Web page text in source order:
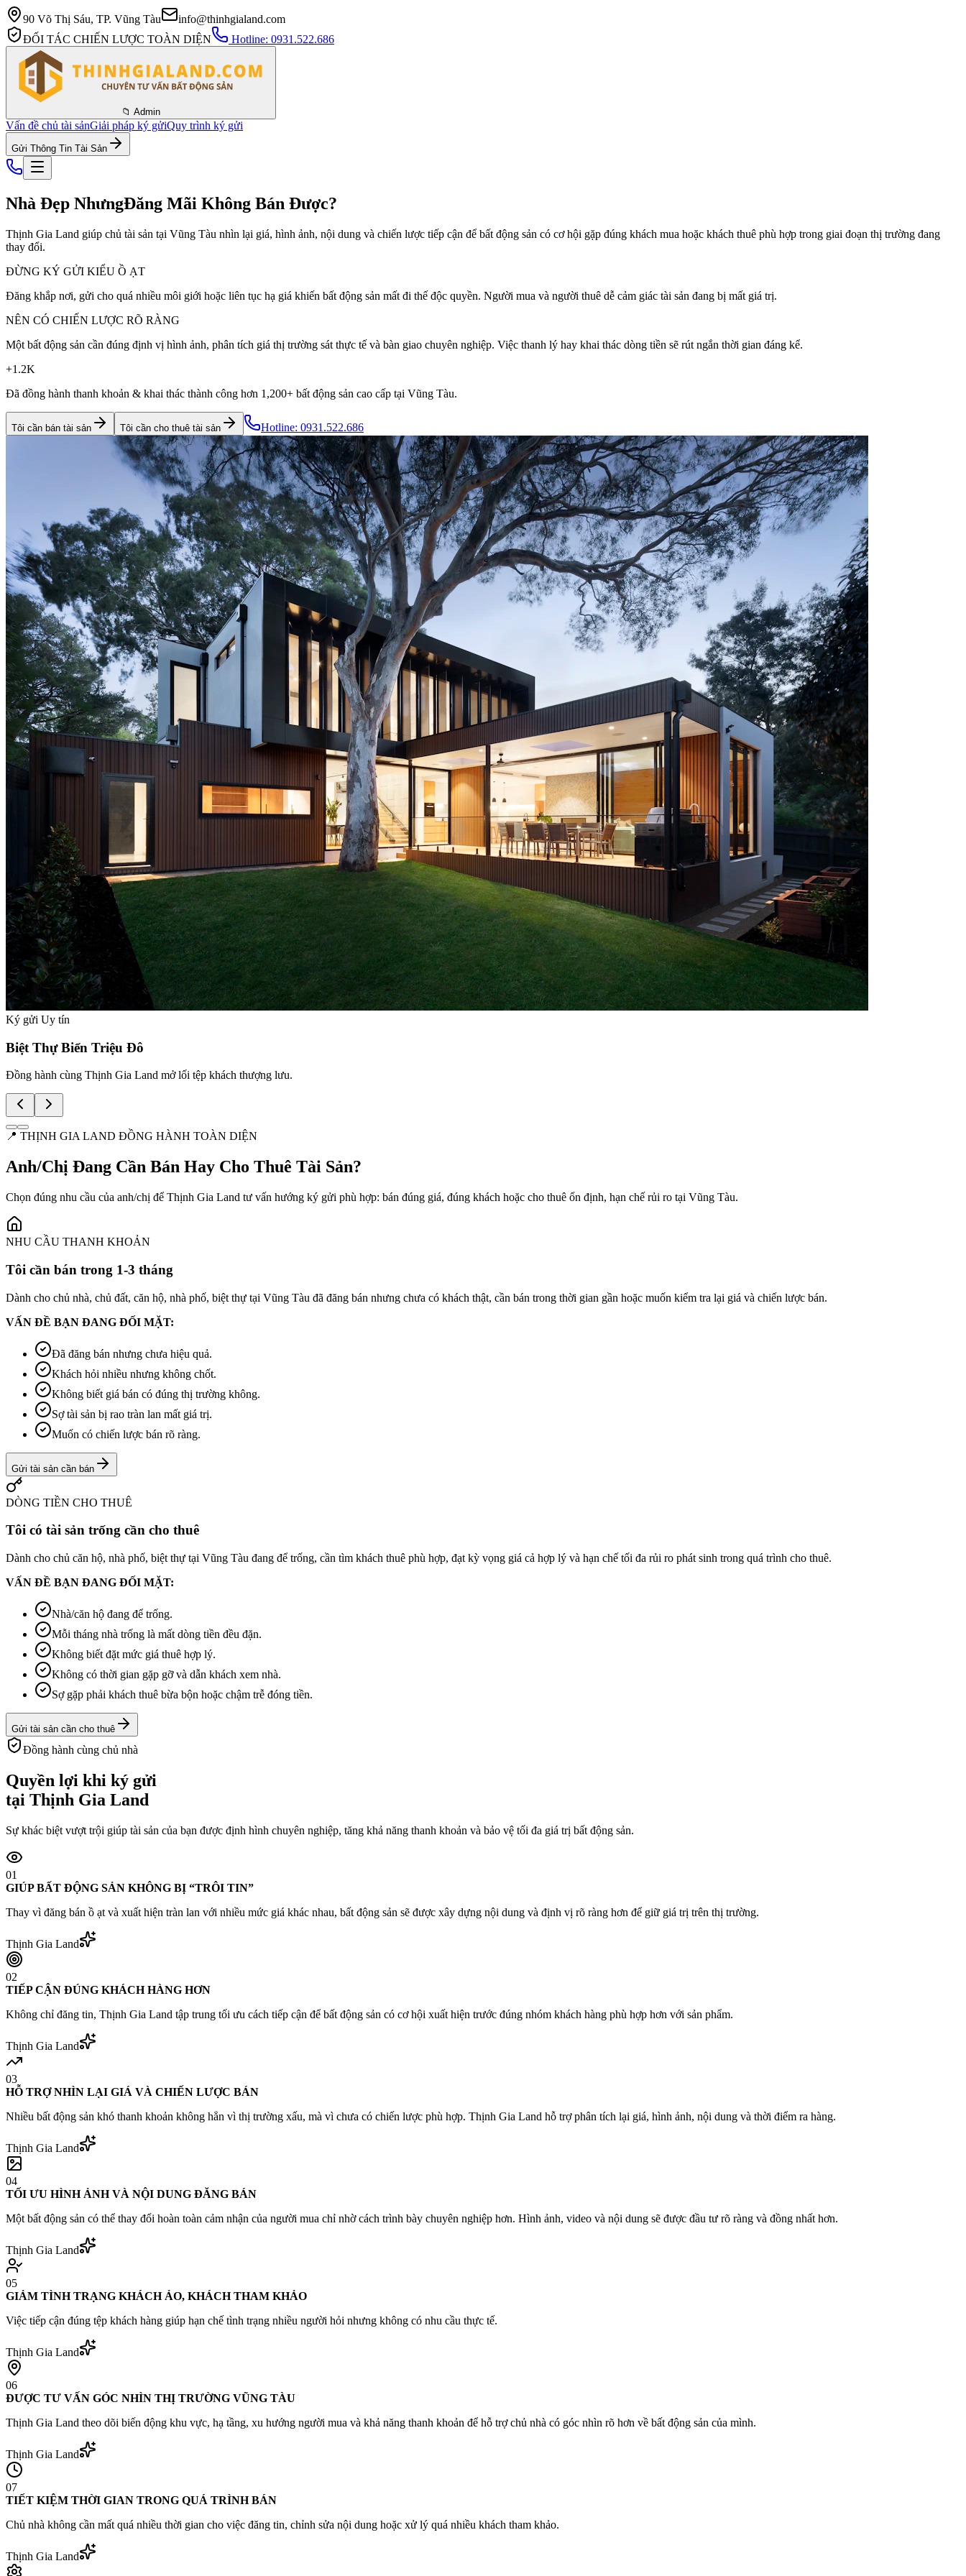
90 Võ Thị Sáu, TP. Vũng Tàu
info@thinhgialand.com
ĐỐI TÁC CHIẾN LƯỢC TOÀN DIỆN
Hotline: 0931.522.686
📁 Admin
Vấn đề chủ tài sảnGiải pháp ký gửiQuy trình ký gửi
Gửi Thông Tin Tài Sản
Nhà Đẹp NhưngĐăng Mãi Không Bán Được?
Thịnh Gia Land giúp chủ tài sản tại Vũng Tàu nhìn lại giá, hình ảnh, nội dung và chiến lược tiếp cận để bất động sản có cơ hội gặp đúng khách mua hoặc khách thuê phù hợp trong giai đoạn thị trường đang
thay đổi.
ĐỪNG KÝ GỬI KIỂU Ồ ẠT
Đăng khắp nơi, gửi cho quá nhiều môi giới hoặc liên tục hạ giá khiến bất động sản mất đi thế độc quyền. Người mua và người thuê dễ cảm giác tài sản đang bị mất giá trị.
NÊN CÓ CHIẾN LƯỢC RÕ RÀNG
Một bất động sản cần đúng định vị hình ảnh, phân tích giá thị trường sát thực tế và bàn giao chuyên nghiệp. Việc thanh lý hay khai thác dòng tiền sẽ rút ngắn thời gian đáng kể.
+1.2K
Đã đồng hành thanh khoản & khai thác thành công hơn 1,200+ bất động sản cao cấp tại Vũng Tàu.
Tôi cần bán tài sản Tôi cần cho thuê tài sản Hotline: 0931.522.686
Ký gửi Uy tín
Biệt Thự Biển Triệu Đô
Đồng hành cùng Thịnh Gia Land mở lối tệp khách thượng lưu.
📍 THỊNH GIA LAND ĐỒNG HÀNH TOÀN DIỆN
Anh/Chị Đang Cần Bán Hay Cho Thuê Tài Sản?
Chọn đúng nhu cầu của anh/chị để Thịnh Gia Land tư vấn hướng ký gửi phù hợp: bán đúng giá, đúng khách hoặc cho thuê ổn định, hạn chế rủi ro tại Vũng Tàu.
NHU CẦU THANH KHOẢN
Tôi cần bán trong 1-3 tháng
Dành cho chủ nhà, chủ đất, căn hộ, nhà phố, biệt thự tại Vũng Tàu đã đăng bán nhưng chưa có khách thật, cần bán trong thời gian gần hoặc muốn kiểm tra lại giá và chiến lược bán.
VẤN ĐỀ BẠN ĐANG ĐỐI MẶT:
Đã đăng bán nhưng chưa hiệu quả.
Khách hỏi nhiều nhưng không chốt.
Không biết giá bán có đúng thị trường không.
Sợ tài sản bị rao tràn lan mất giá trị.
Muốn có chiến lược bán rõ ràng.
Gửi tài sản cần bán
DÒNG TIỀN CHO THUÊ
Tôi có tài sản trống cần cho thuê
Dành cho chủ căn hộ, nhà phố, biệt thự tại Vũng Tàu đang để trống, cần tìm khách thuê phù hợp, đạt kỳ vọng giá cả hợp lý và hạn chế tối đa rủi ro phát sinh trong quá trình cho thuê.
VẤN ĐỀ BẠN ĐANG ĐỐI MẶT:
Nhà/căn hộ đang để trống.
Mỗi tháng nhà trống là mất dòng tiền đều đặn.
Không biết đặt mức giá thuê hợp lý.
Không có thời gian gặp gỡ và dẫn khách xem nhà.
Sợ gặp phải khách thuê bừa bộn hoặc chậm trễ đóng tiền.
Gửi tài sản cần cho thuê
Đồng hành cùng chủ nhà
Quyền lợi khi ký gửi
tại Thịnh Gia Land
Sự khác biệt vượt trội giúp tài sản của bạn được định hình chuyên nghiệp, tăng khả năng thanh khoản và bảo vệ tối đa giá trị bất động sản.
01
GIÚP BẤT ĐỘNG SẢN KHÔNG BỊ “TRÔI TIN”
Thay vì đăng bán ồ ạt và xuất hiện tràn lan với nhiều mức giá khác nhau, bất động sản sẽ được xây dựng nội dung và định vị rõ ràng hơn để giữ giá trị trên thị trường.
Thịnh Gia Land
02
TIẾP CẬN ĐÚNG KHÁCH HÀNG HƠN
Không chỉ đăng tin, Thịnh Gia Land tập trung tối ưu cách tiếp cận để bất động sản có cơ hội xuất hiện trước đúng nhóm khách hàng phù hợp hơn với sản phẩm.
Thịnh Gia Land
03
HỖ TRỢ NHÌN LẠI GIÁ VÀ CHIẾN LƯỢC BÁN
Nhiều bất động sản khó thanh khoản không hẳn vì thị trường xấu, mà vì chưa có chiến lược phù hợp. Thịnh Gia Land hỗ trợ phân tích lại giá, hình ảnh, nội dung và thời điểm ra hàng.
Thịnh Gia Land
04
TỐI ƯU HÌNH ẢNH VÀ NỘI DUNG ĐĂNG BÁN
Một bất động sản có thể thay đổi hoàn toàn cảm nhận của người mua chỉ nhờ cách trình bày chuyên nghiệp hơn. Hình ảnh, video và nội dung sẽ được đầu tư rõ ràng và đồng nhất hơn.
Thịnh Gia Land
05
GIẢM TÌNH TRẠNG KHÁCH ẢO, KHÁCH THAM KHẢO
Việc tiếp cận đúng tệp khách hàng giúp hạn chế tình trạng nhiều người hỏi nhưng không có nhu cầu thực tế.
Thịnh Gia Land
06
ĐƯỢC TƯ VẤN GÓC NHÌN THỊ TRƯỜNG VŨNG TÀU
Thịnh Gia Land theo dõi biến động khu vực, hạ tầng, xu hướng người mua và khả năng thanh khoản để hỗ trợ chủ nhà có góc nhìn rõ hơn về bất động sản của mình.
Thịnh Gia Land
07
TIẾT KIỆM THỜI GIAN TRONG QUÁ TRÌNH BÁN
Chủ nhà không cần mất quá nhiều thời gian cho việc đăng tin, chỉnh sửa nội dung hoặc xử lý quá nhiều khách tham khảo.
Thịnh Gia Land